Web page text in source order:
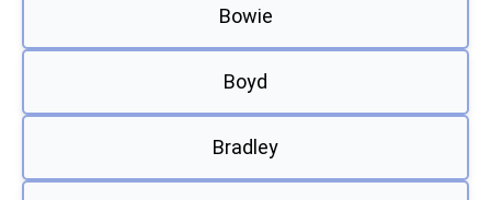
Bowie
Boyd
Bradley